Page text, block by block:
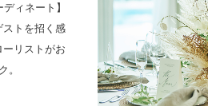
ィネート】
ストを招く感
リストがお
。